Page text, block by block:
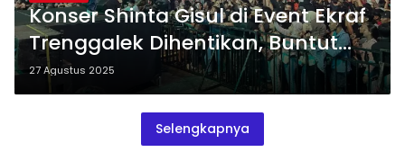
Konser Shinta Gisul di Event Ekraf
Trenggalek Dihentikan, Buntut
Penonton Ricuh
27 Agustus 2025
Selengkapnya